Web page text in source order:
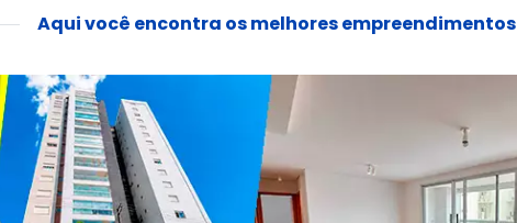
Aqui você encontra os melhores empreendimentos